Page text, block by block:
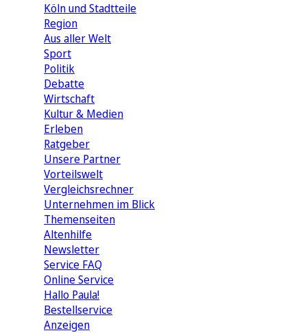
Köln und Stadtteile
Region
Aus aller Welt
Sport
Politik
Debatte
Wirtschaft
Kultur & Medien
Erleben
Ratgeber
Unsere Partner
Vorteilswelt
Vergleichsrechner
Unternehmen im Blick
Themenseiten
Altenhilfe
Newsletter
Service FAQ
Online Service
Hallo Paula!
Bestellservice
Anzeigen